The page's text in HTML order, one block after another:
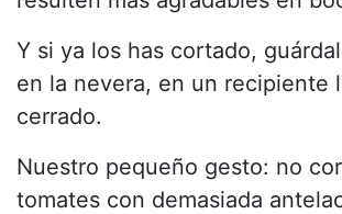
Y si ya los has cortado,
en la nevera, en un recipiente
cerrado.
Nuestro pequeño gesto: no
tomates con demasiada